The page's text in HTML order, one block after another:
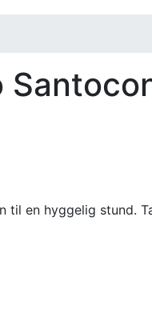
til en hyggelig stund.